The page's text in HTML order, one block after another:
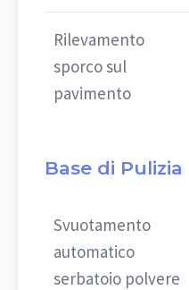
Rilevamento
sporco sul
pavimento
Base di Pulizia
Svuotamento
automatico
serbatoio polvere